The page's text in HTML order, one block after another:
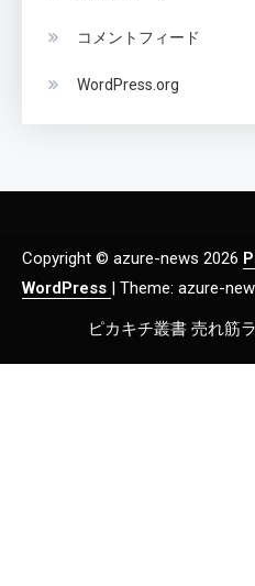
コメントフィード
WordPress.org
Copyright © azure-news 2026
WordPress | Theme: azure-
ピカキチ叢書 売れ筋